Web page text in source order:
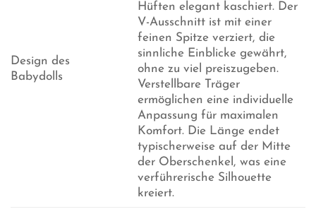
Design des
Babydolls
Hüften elegant kaschiert. Der
V-Ausschnitt ist mit einer
feinen Spitze verziert, die
sinnliche Einblicke gewährt,
ohne zu viel preiszugeben.
Verstellbare Träger
ermöglichen eine individuelle
Anpassung für maximalen
Komfort. Die Länge endet
typischerweise auf der Mitte
der Oberschenkel, was eine
verführerische Silhouette
kreiert.